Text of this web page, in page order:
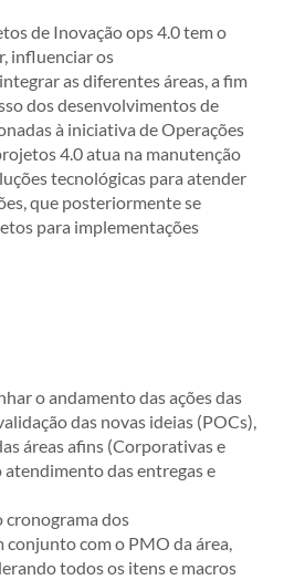
de Inovação ops 4.0 tem o
influenciar os
as diferentes áreas, a fim
dos desenvolvimentos de
à iniciativa de Operações
4.0 atua na manutenção
tecnológicas para atender
que posteriormente se
para implementações
o andamento das ações das
das novas ideias (POCs),
áreas afins (Corporativas e
das entregas e
dos
com o PMO da área,
todos os itens e macros